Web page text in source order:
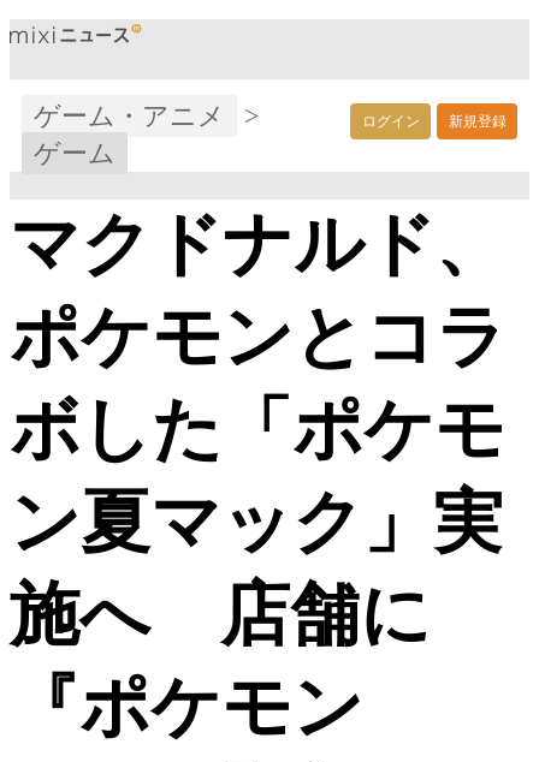
ログイン 新規登録
ゲーム・アニメ
>
ゲーム
マクドナルド、
ポケモンとコラ
ボした「ポケモ
ン夏マック」実
施へ 店舗に
『ポケモン